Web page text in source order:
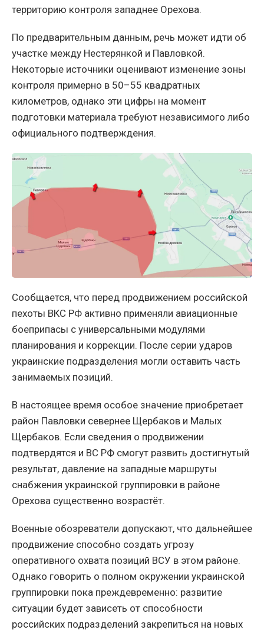
территорию контроля западнее Орехова.
По предварительным данным, речь может идти об
участке между Нестерянкой и Павловкой.
Некоторые источники оценивают изменение зоны
контроля примерно в 50–55 квадратных
километров, однако эти цифры на момент
подготовки материала требуют независимого либо
официального подтверждения.
Сообщается, что перед продвижением российской
пехоты ВКС РФ активно применяли авиационные
боеприпасы с универсальными модулями
планирования и коррекции. После серии ударов
украинские подразделения могли оставить часть
занимаемых позиций.
В настоящее время особое значение приобретает
район Павловки севернее Щербаков и Малых
Щербаков. Если сведения о продвижении
подтвердятся и ВС РФ смогут развить достигнутый
результат, давление на западные маршруты
снабжения украинской группировки в районе
Орехова существенно возрастёт.
Военные обозреватели допускают, что дальнейшее
продвижение способно создать угрозу
оперативного охвата позиций ВСУ в этом районе.
Однако говорить о полном окружении украинской
группировки пока преждевременно: развитие
ситуации будет зависеть от способности
российских подразделений закрепиться на новых